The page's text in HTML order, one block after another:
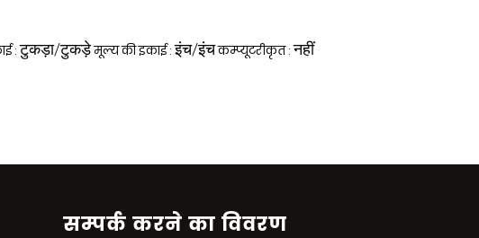
:टुकड़ा/टुकड़ेमूल्य की इकाई :इंच/इंचकम्प्यूटरीकृत :नहीं
सम्पर्क करने का विवरण